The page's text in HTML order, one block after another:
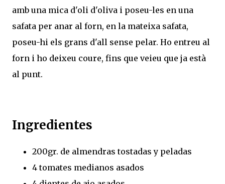
amb una mica d'oli d'oliva i poseu-les en una
safata per anar al forn, en la mateixa safata,
poseu-hi els grans d'all sense pelar. Ho entreu al
forn i ho deixeu coure, fins que veieu que ja està
al punt.
Ingredientes
200gr. de almendras tostadas y peladas
4 tomates medianos asados